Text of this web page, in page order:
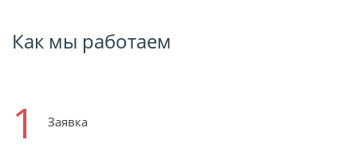
Как мы работаем
1 Заявка